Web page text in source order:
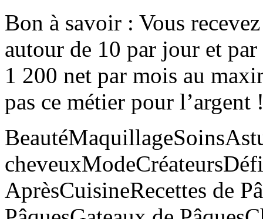
Bon à savoir : Vous
autour de 10 par jour et
1 200 net par mois au
pas ce métier pour l’argent
AprèsCuisineRecettes de